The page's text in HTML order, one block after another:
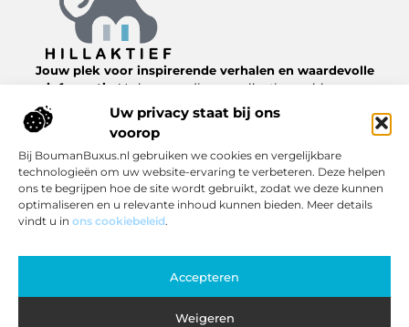
Uw privacy staat bij ons
voorop
Bij BoumanBuxus.nl gebruiken we cookies en vergelijkbare
technologieën om uw website-ervaring te verbeteren. Deze helpen
ons te begrijpen hoe de site wordt gebruikt, zodat we deze kunnen
optimaliseren en u relevante inhoud kunnen bieden. Meer details
vindt u in ons cookiebeleid.
Accepteren
Weigeren
Jouw plek voor inspirerende verhalen en waardevolle
informatie.
Verken een diverse collectie van blogs en
artikelen over het dagelijks leven, van nuttige tips tot
interessante inzichten, allemaal te vinden op
Bericht categorie
Onze informatie